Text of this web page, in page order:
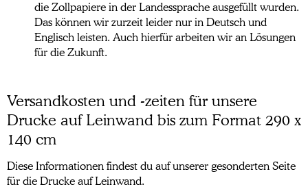
die Zollpapiere in der Landessprache ausgefüllt wurden.
Das können wir zurzeit leider nur in Deutsch und
Englisch leisten. Auch hierfür arbeiten wir an Lösungen
für die Zukunft.
Versandkosten und -zeiten für unsere
Drucke auf Leinwand bis zum Format 290 x
140 cm
Diese Informationen findest du auf unserer gesonderten Seite
für die Drucke auf Leinwand.